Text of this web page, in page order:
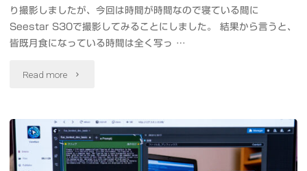
を
試
み
ま
り撮影しましたが、今回は時間が時間なので寝ている間に
Seestar S30で撮影してみることにしました。 結果から言うと、
皆既月食になっている時間は全く写っ …
Read more "Seestar
で
皆